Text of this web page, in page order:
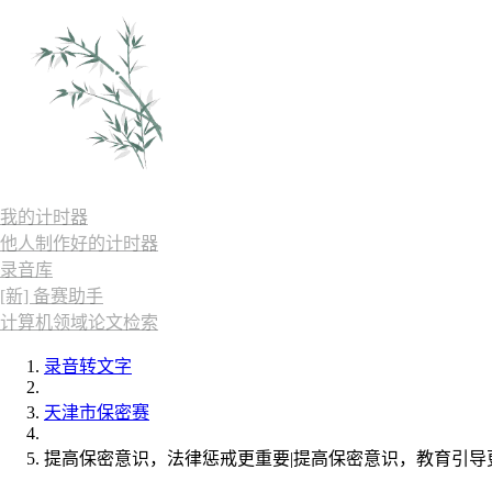
我的计时器
他人制作好的计时器
录音库
[新] 备赛助手
计算机领域论文检索
录音转文字
天津市保密赛
提高保密意识，法律惩戒更重要|提高保密意识，教育引导